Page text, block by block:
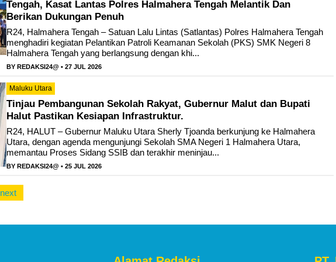
Tengah, Kasat Lantas Polres Halmahera Tengah Melantik Dan
Berikan Dukungan Penuh
R24, Halmahera Tengah – Satuan Lalu Lintas (Satlantas) Polres Halmahera Tengah
menghadiri kegiatan Pelantikan Patroli Keamanan Sekolah (PKS) SMK Negeri 8
Halmahera Tengah yang berlangsung dengan khi...
BY REDAKSI24@ • 27 JUL 2026
Maluku Utara
Tinjau Pembangunan Sekolah Rakyat, Gubernur Malut dan Bupati
Halut Pastikan Kesiapan Infrastruktur.
R24, HALUT – Gubernur Maluku Utara Sherly Tjoanda berkunjung ke Halmahera
Utara, dengan agenda mengunjungi Sekolah SMA Negeri 1 Halmahera Utara,
memantau Proses Sidang SSIB dan terakhir meninjau...
BY REDAKSI24@ • 25 JUL 2026
next